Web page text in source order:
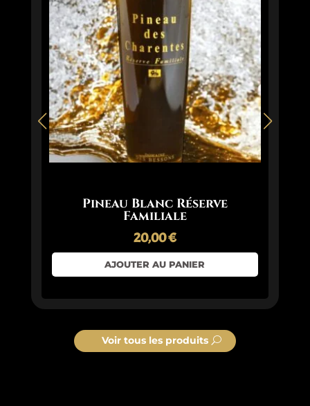
Pineau Blanc Réserve
Familiale
20,00€
AJOUTER AU PANIER
Voir tous les produits